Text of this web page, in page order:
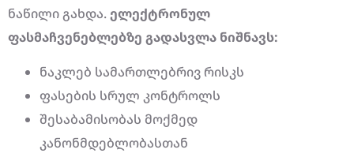
ნაწილი გახდა. ელექტრონულ
ფასმაჩვენებლებზე გადასვლა ნიშნავს:
ნაკლებ სამართლებრივ რისკს
ფასების სრულ კონტროლს
შესაბამისობას მოქმედ
კანონმდებლობასთან